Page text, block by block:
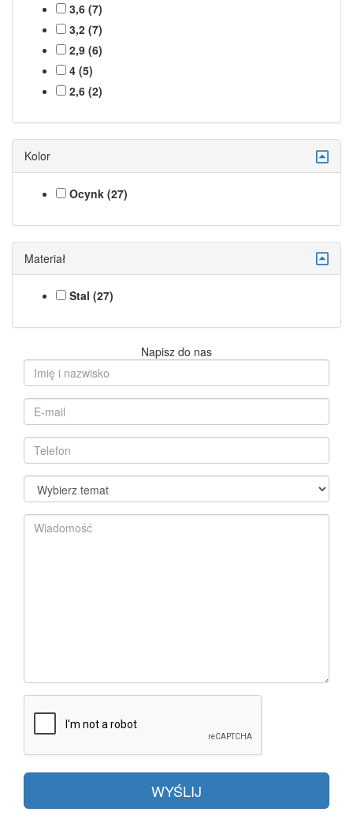
3,6 (7)
3,2 (7)
2,9 (6)
4 (5)
2,6 (2)
Kolor
Ocynk (27)
Materiał
Stal (27)
Napisz do nas